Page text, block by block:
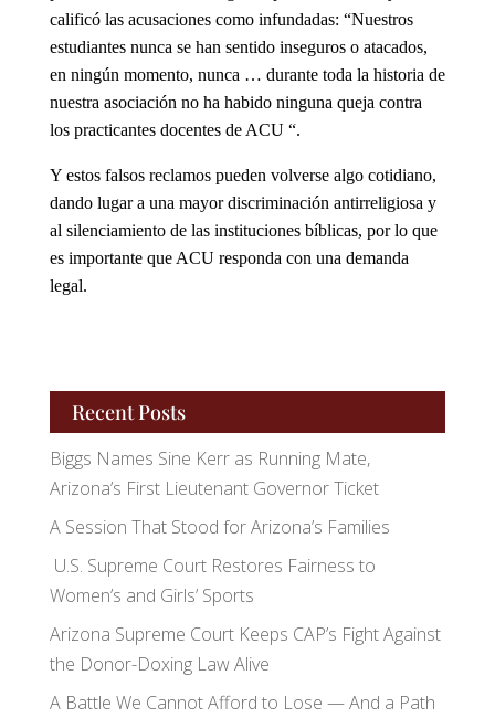
calificó las acusaciones como infundadas: “Nuestros
estudiantes nunca se han sentido inseguros o atacados,
en ningún momento, nunca … durante toda la historia de
nuestra asociación no ha habido ninguna queja contra
los practicantes docentes de ACU “.
Y estos falsos reclamos pueden volverse algo cotidiano,
dando lugar a una mayor discriminación antirreligiosa y
al silenciamiento de las instituciones bíblicas, por lo que
es importante que ACU responda con una demanda
legal.
Recent Posts
Biggs Names Sine Kerr as Running Mate,
Arizona’s First Lieutenant Governor Ticket
A Session That Stood for Arizona’s Families
U.S. Supreme Court Restores Fairness to
Women’s and Girls’ Sports
Arizona Supreme Court Keeps CAP’s Fight Against
the Donor-Doxing Law Alive
A Battle We Cannot Afford to Lose — And a Path